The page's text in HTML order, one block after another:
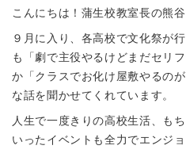
こんにちは！蒲生校教室長の熊谷
９月に入り、各高校で文化祭が
も「劇で主役やるけどまだセリ
か「クラスでお化け屋敷やるの
な話を聞かせてくれています。
人生で一度きりの高校生活、も
いったイベントも全力でエンジ